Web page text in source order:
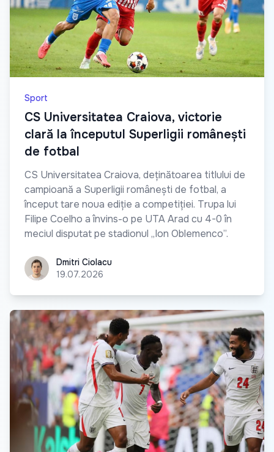
Sport
CS Universitatea Craiova, victorie
clară la începutul Superligii românești
de fotbal
CS Universitatea Craiova, deținătoarea titlului de
campioană a Superligii românești de fotbal, a
început tare noua ediție a competiției. Trupa lui
Filipe Coelho a învins-o pe UTA Arad cu 4-0 în
meciul disputat pe stadionul „Ion Oblemenco”.
Dmitri Ciolacu
Dmitri Ciolacu
19.07.2026